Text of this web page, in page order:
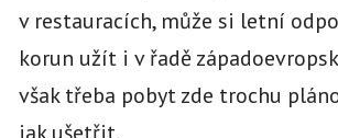
v restauracích, může si letní
korun užít i v řadě
však třeba pobyt zde trochu